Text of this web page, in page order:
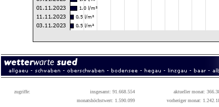
zugriffe: insgesamt: 91.668.554
aktueller monat:
monatshöchstwert: 1.590.099
vorheriger monat: